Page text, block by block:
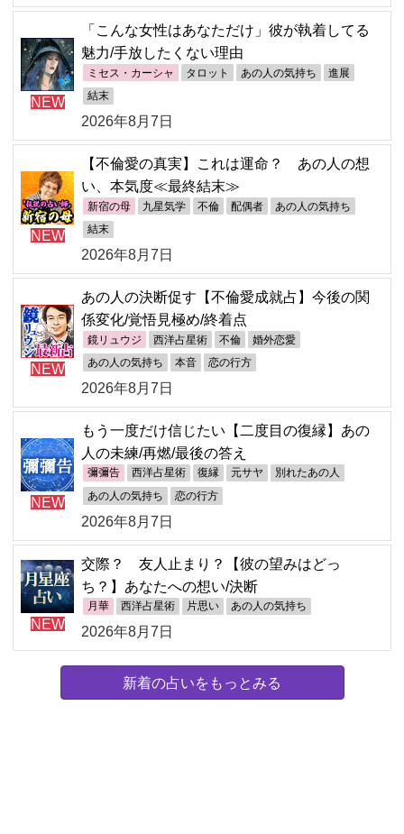
NEW
「こんな女性はあなただけ」彼が執着してる
魅力/手放したくない理由
ミセス・カーシャ タロット あの人の気持ち 進展
結末
2026年8月7日
NEW
【不倫愛の真実】これは運命？ あの人の想
い、本気度≪最終結末≫
新宿の母 九星気学 不倫 配偶者 あの人の気持ち
結末
2026年8月7日
NEW
あの人の決断促す【不倫愛成就占】今後の関
係変化/覚悟見極め/終着点
鏡リュウジ 西洋占星術 不倫 婚外恋愛
あの人の気持ち 本音 恋の行方
2026年8月7日
NEW
もう一度だけ信じたい【二度目の復縁】あの
人の未練/再燃/最後の答え
彌彌告 西洋占星術 復縁 元サヤ 別れたあの人
あの人の気持ち 恋の行方
2026年8月7日
NEW
交際？ 友人止まり？【彼の望みはどっ
ち？】あなたへの想い/決断
月華 西洋占星術 片思い あの人の気持ち
2026年8月7日
新着の占いをもっとみる